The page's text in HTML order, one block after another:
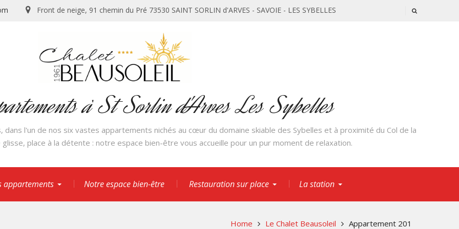
Front de neige, 91 chemin du Pré 73530 SAINT SORLIN d'ARVES - SAVOIE - LES SYBELLES
à St Sorlin d'Arves Les Sybelles
l'un de nos six vastes appartements nichés au cœur du domaine skiable des Sybelles et à proximité du Col de la
place à la détente : notre espace bien-être vous accueille pour un pur moment de relaxation.
appartements Notre espace bien-être ️ Restauration sur place La station
Home Le Chalet Beausoleil Appartement 201